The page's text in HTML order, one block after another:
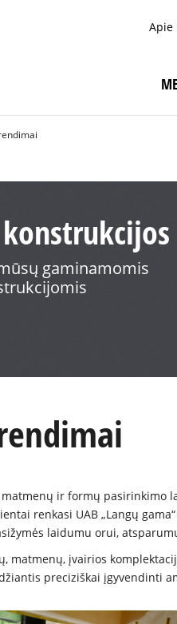
Apie
gaminamomis
ir formų pasirinkimo
renkasi UAB „Langų
laidumu orui,
matmenų, įvairios
preciziškai įgyvendinti